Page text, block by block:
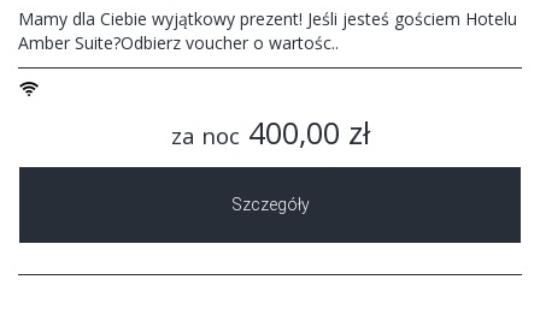
Mamy dla Ciebie wyjątkowy prezent! Jeśli jesteś gościem Hotelu
Amber Suite?Odbierz voucher o wartośc..
za noc 400,00 zł
Szczegóły